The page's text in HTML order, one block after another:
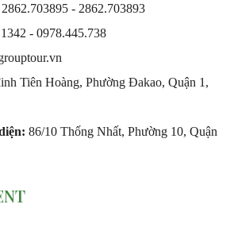
- 2862.703893
- 0978.445.738
Tiên Hoàng, Phường Đakao, Quận 1,
86/10 Thống Nhất, Phường 10, Quận